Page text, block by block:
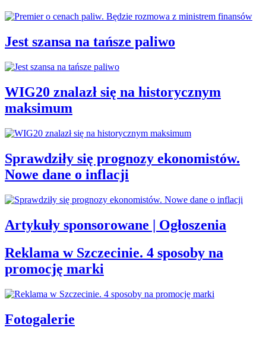
Jest szansa na tańsze paliwo
WIG20 znalazł się na historycznym
maksimum
Sprawdziły się prognozy ekonomistów.
Nowe dane o inflacji
Artykuły sponsorowane | Ogłoszenia
Reklama w Szczecinie. 4 sposoby na
promocję marki
Fotogalerie